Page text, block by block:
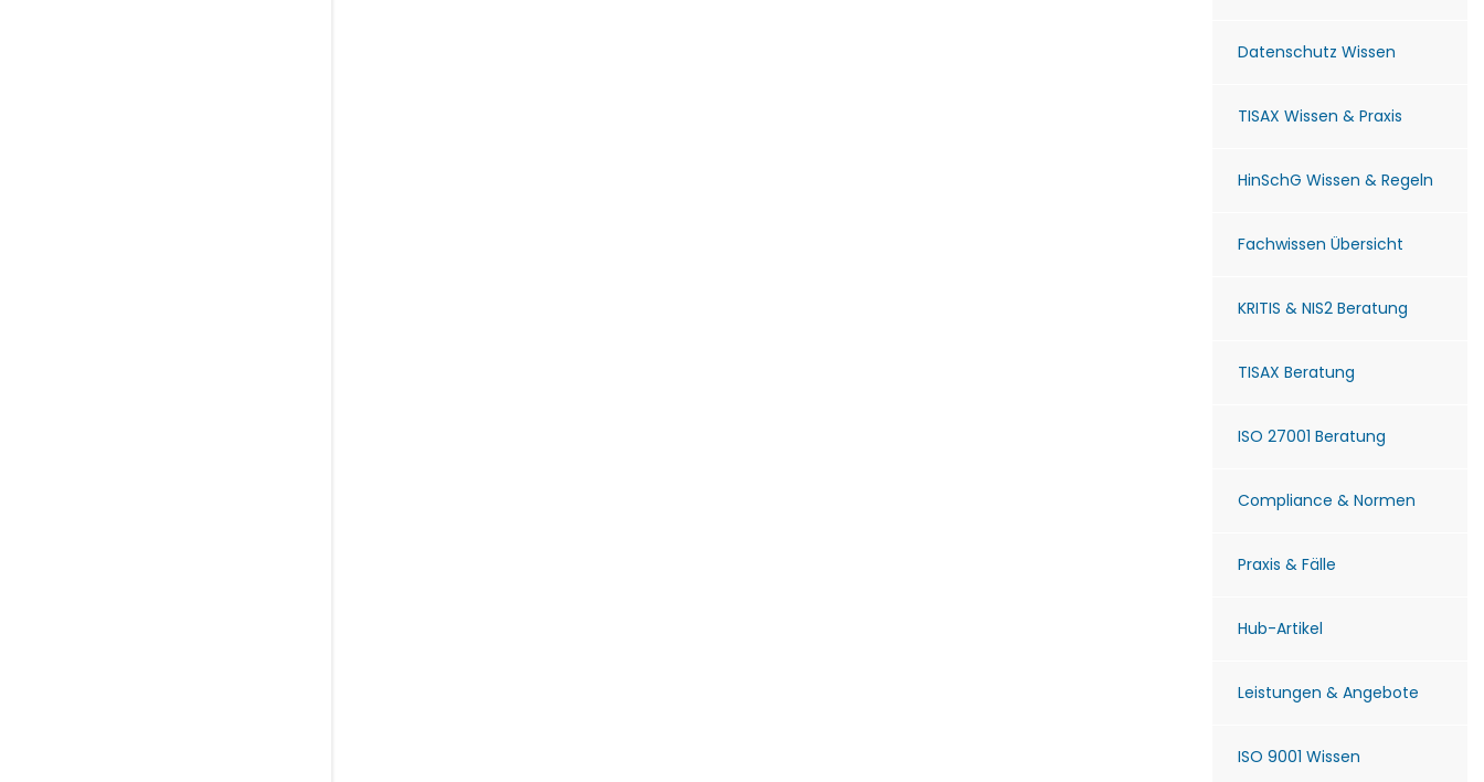
Datenschutz Wissen
TISAX Wissen & Praxis
HinSchG Wissen & Regeln
Fachwissen Übersicht
KRITIS & NIS2 Beratung
TISAX Beratung
ISO 27001 Beratung
Compliance & Normen
Praxis & Fälle
Hub-Artikel
Leistungen & Angebote
ISO 9001 Wissen